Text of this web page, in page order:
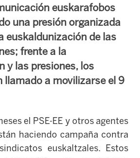
euskarafobos
una presión organizada
euskaldunización de las
frente a la
y las presiones, los
llamado a movilizarse el 9
el PSE-EE y otros agentes
haciendo campaña contra
euskaltzales. Estos